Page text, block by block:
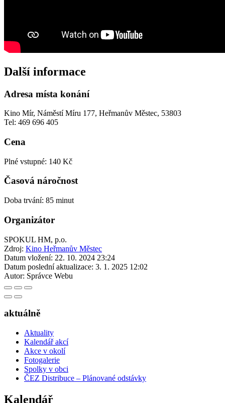
Další informace
Adresa místa konání
Kino Mír, Náměstí Míru 177, Heřmanův Městec, 53803
Tel: 469 696 405
Cena
Plné vstupné: 140 Kč
Časová náročnost
Doba trvání: 85 minut
Organizátor
SPOKUL HM, p.o.
Zdroj: Kino Heřmanův Městec
Datum vložení: 22. 10. 2024 23:24
Datum poslední aktualizace: 3. 1. 2025 12:02
Autor: Správce Webu
aktuálně
Aktuality
Kalendář akcí
Akce v okolí
Fotogalerie
Spolky v obci
ČEZ Distribuce – Plánované odstávky
Kalendář